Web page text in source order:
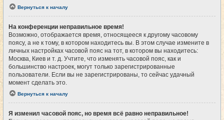
Вернуться к началу
На конференции неправильное время!
Возможно, отображается время, относящееся к другому часовому
поясу, а не к тому, в котором находитесь вы. В этом случае измените в
личных настройках часовой пояс на тот, в котором вы находитесь:
Москва, Киев и т. д. Учтите, что изменять часовой пояс, как и
большинство настроек, могут только зарегистрированные
пользователи. Если вы не зарегистрированы, то сейчас удачный
момент сделать это.
Вернуться к началу
Я изменил часовой пояс, но время всё равно неправильное!